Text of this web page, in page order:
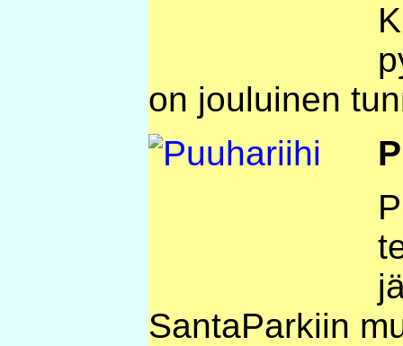
on jouluinen
SantaParkiin